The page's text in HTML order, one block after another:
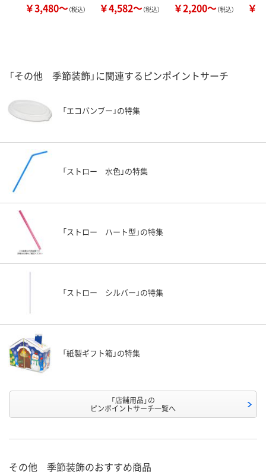
￥3,480～（税込） ￥4,582～（税込） ￥2,200～（税込） ￥
「その他 季節装飾」に関連するピンポイントサーチ
「エコバンブー」の特集
「ストロー 水色」の特集
「ストロー ハート型」の特集
「ストロー シルバー」の特集
「紙製ギフト箱」の特集
「店舗用品」の
ピンポイントサーチ一覧へ
その他 季節装飾のおすすめ商品